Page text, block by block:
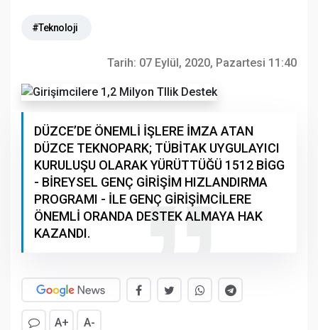
#Teknoloji
Tarih: 07 Eylül, 2020, Pazartesi 11:40
DÜZCE’DE ÖNEMLİ İŞLERE İMZA ATAN
DÜZCE TEKNOPARK; TÜBİTAK UYGULAYICI
KURULUŞU OLARAK YÜRÜTTÜĞÜ 1512 BİGG
- BİREYSEL GENÇ GİRİŞİM HIZLANDIRMA
PROGRAMI - İLE GENÇ GİRİŞİMCİLERE
ÖNEMLİ ORANDA DESTEK ALMAYA HAK
KAZANDI.
A+ A-